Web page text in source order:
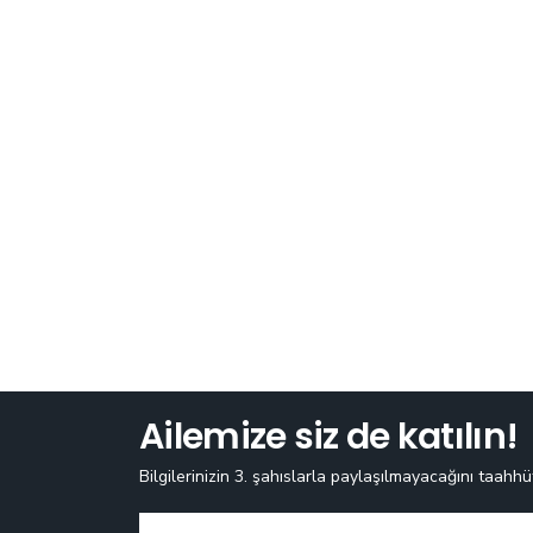
Ailemize siz de katılın!
Bilgilerinizin 3. şahıslarla paylaşılmayacağını